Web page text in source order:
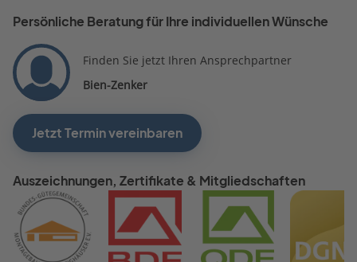
Persönliche Beratung für Ihre individuellen Wünsche
Finden Sie jetzt Ihren Ansprechpartner
Bien-Zenker
Jetzt Termin vereinbaren
Auszeichnungen, Zertifikate & Mitgliedschaften